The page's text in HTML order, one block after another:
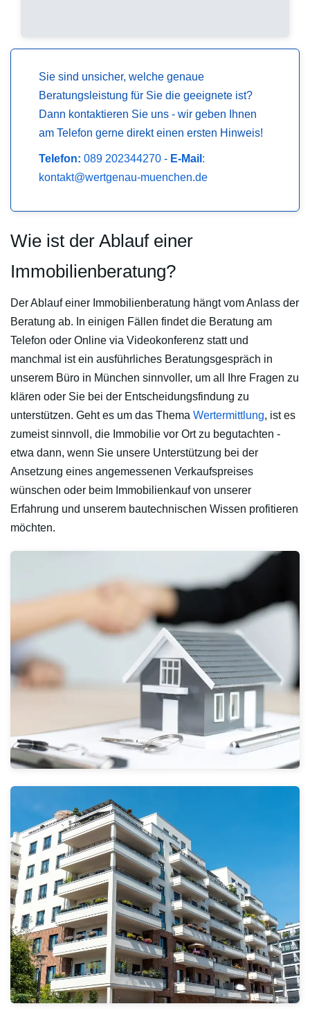
Sie sind unsicher, welche genaue
Beratungsleistung für Sie die geeignete ist?
Dann kontaktieren Sie uns - wir geben Ihnen
am Telefon gerne direkt einen ersten Hinweis!
Telefon: 089 202344270 - E-Mail :
kontakt@wertgenau-muenchen.de
Wie ist der Ablauf einer
Immobilienberatung?
Der Ablauf einer Immobilienberatung hängt vom Anlass der
Beratung ab. In einigen Fällen findet die Beratung am
Telefon oder Online via Videokonferenz statt und
manchmal ist ein ausführliches Beratungsgespräch in
unserem Büro in München sinnvoller, um all Ihre Fragen zu
klären oder Sie bei der Entscheidungsfindung zu
unterstützen. Geht es um das Thema Wertermittlung, ist es
zumeist sinnvoll, die Immobilie vor Ort zu begutachten -
etwa dann, wenn Sie unsere Unterstützung bei der
Ansetzung eines angemessenen Verkaufspreises
wünschen oder beim Immobilienkauf von unserer
Erfahrung und unserem bautechnischen Wissen profitieren
möchten.